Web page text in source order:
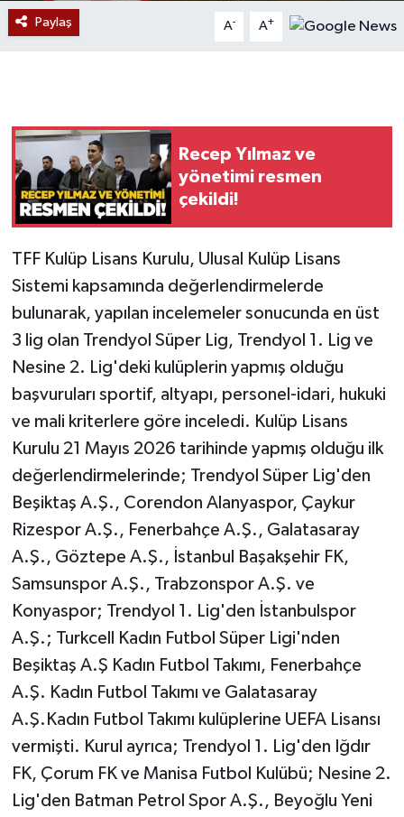
Paylaş A- A+
Recep Yılmaz ve
yönetimi resmen
çekildi!
TFF Kulüp Lisans Kurulu, Ulusal Kulüp Lisans
Sistemi kapsamında değerlendirmelerde
bulunarak, yapılan incelemeler sonucunda en üst
3 lig olan Trendyol Süper Lig, Trendyol 1. Lig ve
Nesine 2. Lig'deki kulüplerin yapmış olduğu
başvuruları sportif, altyapı, personel-idari, hukuki
ve mali kriterlere göre inceledi. Kulüp Lisans
Kurulu 21 Mayıs 2026 tarihinde yapmış olduğu ilk
değerlendirmelerinde; Trendyol Süper Lig'den
Beşiktaş A.Ş., Corendon Alanyaspor, Çaykur
Rizespor A.Ş., Fenerbahçe A.Ş., Galatasaray
A.Ş., Göztepe A.Ş., İstanbul Başakşehir FK,
Samsunspor A.Ş., Trabzonspor A.Ş. ve
Konyaspor; Trendyol 1. Lig'den İstanbulspor
A.Ş.; Turkcell Kadın Futbol Süper Ligi'nden
Beşiktaş A.Ş Kadın Futbol Takımı, Fenerbahçe
A.Ş. Kadın Futbol Takımı ve Galatasaray
A.Ş.Kadın Futbol Takımı kulüplerine UEFA Lisansı
vermişti. Kurul ayrıca; Trendyol 1. Lig'den Iğdır
FK, Çorum FK ve Manisa Futbol Kulübü; Nesine 2.
Lig'den Batman Petrol Spor A.Ş., Beyoğlu Yeni
DUNYA
Ekonomi
Genel
Gökçebey
GÜNDEM
Kilimli
Kültür - Sanat
Politika
Resmi İlan
Röportaj
Sağlık
SİYASET
Spor